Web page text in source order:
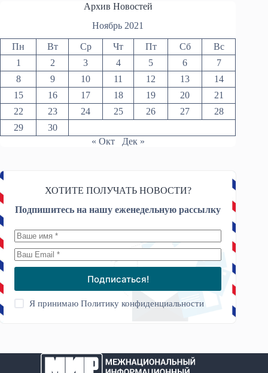
Архив Новостей
Ноябрь 2021
Пн Вт Ср Чт Пт Сб
Вс
1
2 3 4 5 6
7
8
9 10 11 12 13
14
15
16 17 18 19 20
21
22
23 24 25 26 27
28
29
30
« Окт
Дек »
ХОТИТЕ ПОЛУЧАТЬ НОВОСТИ?
Подпишитесь на нашу еженедельную рассылку
Подписаться!
Я принимаюПолитику конфиденциальности